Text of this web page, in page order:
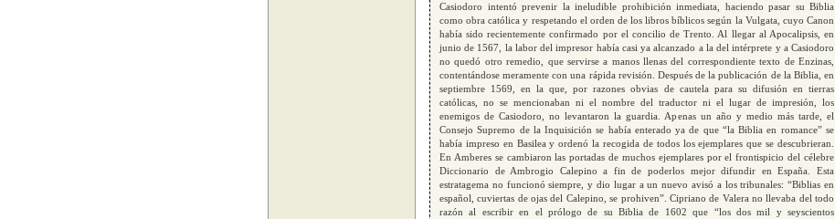
Casiodoro intentó prevenir la ineludible prohibición inmediata, haciendo pasar su Biblia
como obra católica y respetando el orden de los libros bíblicos según la Vulgata, cuyo Canon
había sido recientemente confirmado por el concilio de Trento. Al llegar al Apocalipsis, en
junio de 1567, la labor del impresor había casi ya alcanzado a la del intérprete y a Casiodoro
no quedó otro remedio, que servirse a manos llenas del correspondiente texto de Enzinas,
contentándose meramente con una rápida revisión. Después de la publicación de la Biblia, en
septiembre 1569, en la que, por razones obvias de cautela para su difusión en tierras
católicas, no se mencionaban ni el nombre del traductor ni el lugar de impresión, los
enemigos de Casiodoro, no levantaron la guardia. Apenas un año y medio más tarde, el
Consejo Supremo de la Inquisición se había enterado ya de que “la Biblia en romance” se
había impreso en Basilea y ordenó la recogida de todos los ejemplares que se descubrieran.
En Amberes se cambiaron las portadas de muchos ejemplares por el frontispicio del célebre
Diccionario de Ambrogio Calepino a fin de poderlos mejor difundir en España. Esta
estratagema no funcionó siempre, y dio lugar a un nuevo avisó a los tribunales: “Biblias en
español, cuviertas de ojas del Calepino, se prohiven”. Cipriano de Valera no llevaba del todo
razón al escribir en el prólogo de su Biblia de 1602 que “los dos mil y seyscientos